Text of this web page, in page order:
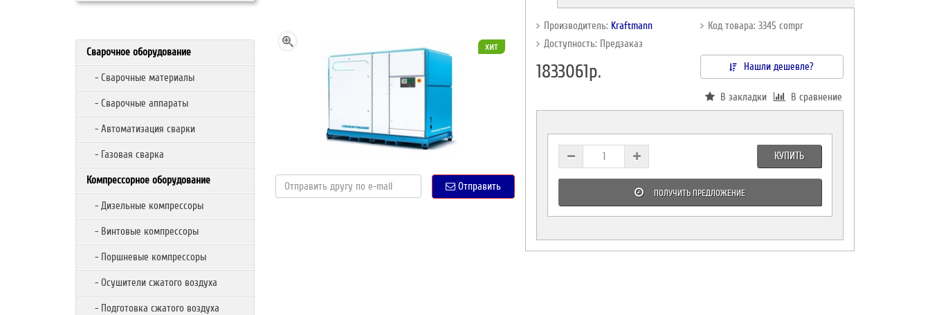
Сварочное оборудование
- Сварочные материалы
- Сварочные аппараты
- Автоматизация сварки
- Газовая сварка
Компрессорное оборудование
- Дизельные компрессоры
- Винтовые компрессоры
- Поршневые компрессоры
- Осушители сжатого воздуха
- Подготовка сжатого воздуха
хит
Отправить
Производитель: Kraftmann
Код товара: 3345 compr
Доступность: Предзаказ
1833061р. Нашли дешевле?
В закладки В сравнение
КУПИТЬ
ПОЛУЧИТЬ ПРЕДЛОЖЕНИЕ